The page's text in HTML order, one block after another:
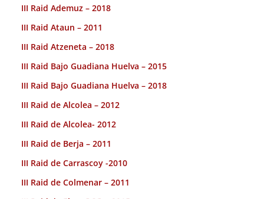
III Raid Ademuz – 2018
III Raid Ataun – 2011
III Raid Atzeneta – 2018
III Raid Bajo Guadiana Huelva – 2015
III Raid Bajo Guadiana Huelva – 2018
III Raid de Alcolea – 2012
III Raid de Alcolea- 2012
III Raid de Berja – 2011
III Raid de Carrascoy -2010
III Raid de Colmenar – 2011